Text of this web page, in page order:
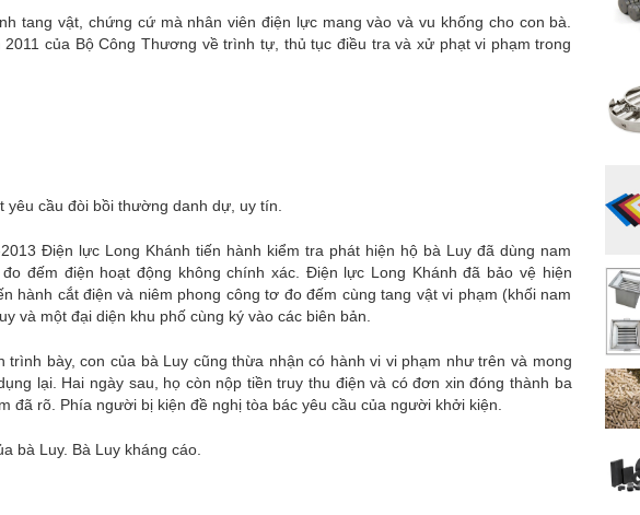
tang vật, chứng cứ mà nhân viên điện lực mang vào và vu khống cho con bà.
của Bộ Công Thương về trình tự, thủ tục điều tra và xử phạt vi phạm trong
cầu đòi bồi thường danh dự, uy tín.
Điện lực Long Khánh tiến hành kiểm tra phát hiện hộ bà Luy đã dùng nam
đếm điện hoạt động không chính xác. Điện lực Long Khánh đã bảo vệ hiện
hành cắt điện và niêm phong công tơ đo đếm cùng tang vật vi phạm (khối nam
và một đại diện khu phố cùng ký vào các biên bản.
bày, con của bà Luy cũng thừa nhận có hành vi vi phạm như trên và mong
lại. Hai ngày sau, họ còn nộp tiền truy thu điện và có đơn xin đóng thành ba
đã rõ. Phía người bị kiện đề nghị tòa bác yêu cầu của người khởi kiện.
bà Luy. Bà Luy kháng cáo.